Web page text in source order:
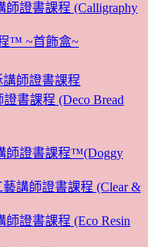
證書課程 (Calligraphy
™ ~首飾盒~
師證書課程
書課程 (Deco Bread
師證書課程™(Doggy
講師證書課程 (Clear &
證書課程 (Eco Resin